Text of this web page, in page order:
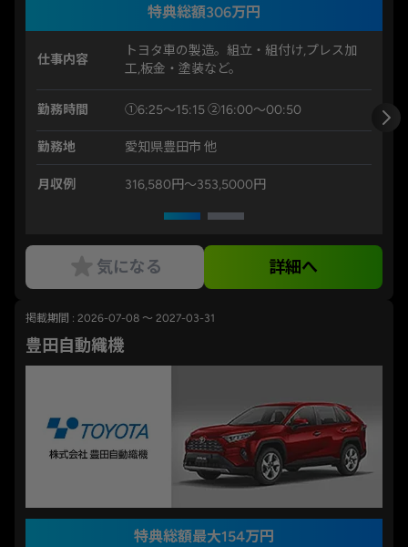
特典総額306万円
仕事内容
トヨタ車の製造。組立・組付け,プレス加
工,板金・塗装など。
勤務時間 ①6:25〜15:15 ②16:00〜00:50
勤務地 愛知県豊田市 他
月収例 316,580円〜353,5000円
気になる 詳細へ
掲載期間 : 2026-07-08 ～ 2027-03-31
豊田自動織機
特典総額最大154万円